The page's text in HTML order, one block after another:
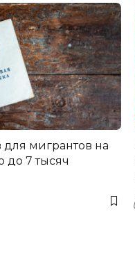
для мигрантов на
до 7 тысяч